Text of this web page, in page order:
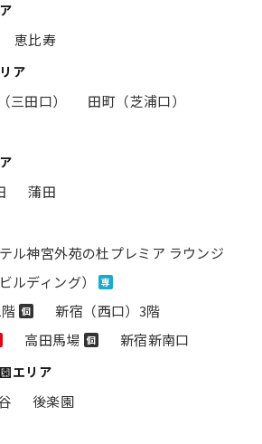
恵比寿
ア
三田口）
田町（芝浦口）
蒲田
ル神宮外苑の​杜プレミア ラウンジ
ルディング）
専
個
新宿（西口）3階
高田馬場 個 新宿新南口
エリア
後楽園